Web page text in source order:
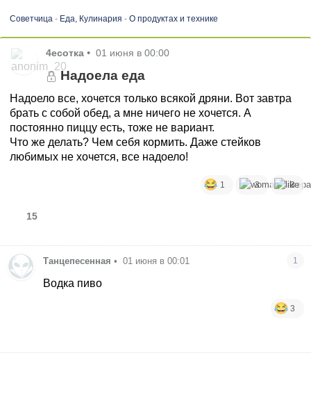
Советчица- Еда, Кулинария - О продуктах и технике
4есотка • 01 июня в 00:00
Надоела еда
Надоело все, хочется только всякой дряни. Вот завтра
брать с собой обед, а мне ничего не хочется. А
постоянно пиццу есть, тоже не вариант.
Что же делать? Чем себя кормить. Даже стейков
любимых не хочется, все надоело!
1 3 3
15
Танцепесенная • 01 июня в 00:01 1
Водка пиво
3